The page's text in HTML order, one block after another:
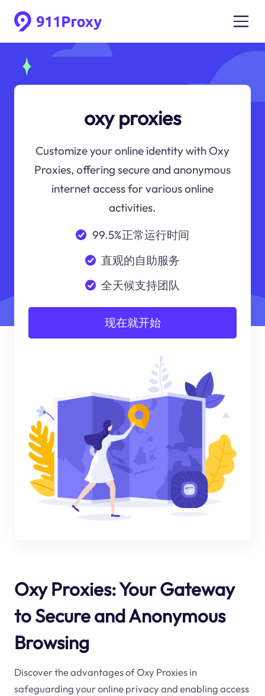
oxy proxies
Customize your online identity with Oxy
Proxies, offering secure and anonymous
internet access for various online
activities.
99.5%正常运行时间
直观的自助服务
全天候支持团队
现在就开始
Oxy Proxies: Your Gateway
to Secure and Anonymous
Browsing
Discover the advantages of Oxy Proxies in
safeguarding your online privacy and enabling access